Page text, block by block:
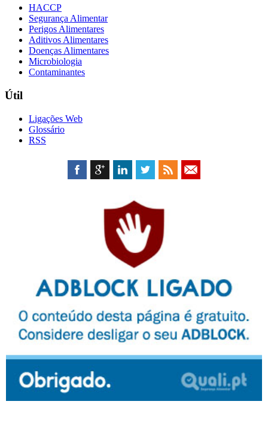
HACCP
Segurança Alimentar
Perigos Alimentares
Aditivos Alimentares
Doenças Alimentares
Microbiologia
Contaminantes
Útil
Ligações Web
Glossário
RSS